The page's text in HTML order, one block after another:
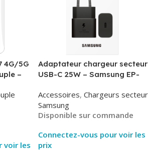
4G/5G
–
voir les
Adaptateur chargeur secteur
USB-C 25W – Samsung EP-
Packaging Original
Accessoires, Chargeurs secteur
Samsung
Disponible sur commande
Connectez-vous pour voir les
prix